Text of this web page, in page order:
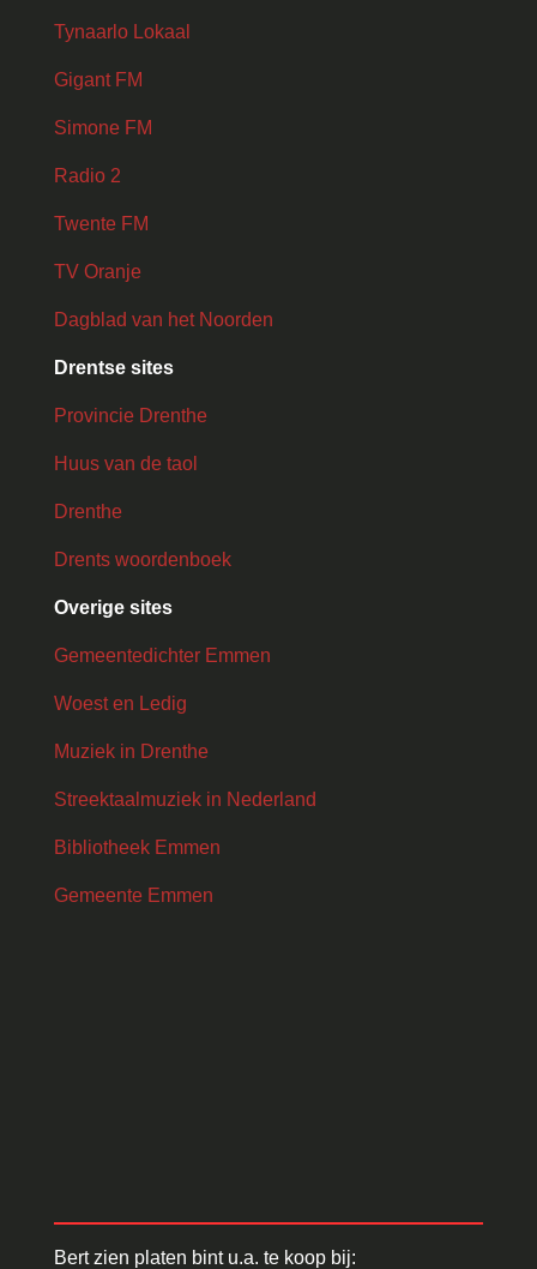
Tynaarlo Lokaal
Gigant FM
Simone FM
Radio 2
Twente FM
TV Oranje
Dagblad van het Noorden
Drentse sites
Provincie Drenthe
Huus van de taol
Drenthe
Drents woordenboek
Overige sites
Gemeentedichter Emmen
Woest en Ledig
Muziek in Drenthe
Streektaalmuziek in Nederland
Bibliotheek Emmen
Gemeente Emmen
Bert zien platen bint u.a. te koop bij: